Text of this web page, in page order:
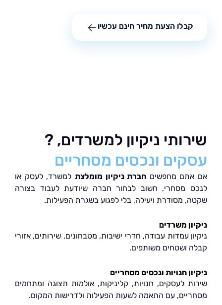
קבלו הצעת מחיר חינם עכשיו
ניקיון למשרדים, ?
ונכסים מסחריים
מחפשיםחברת ניקיון מומלצת למשרד, לעסק או
מסחרי, חשוב לבחור חברה שיודעת לעבוד בצורה
מסודרת ויעילה, בלי לפגוע בשגרת הפעילות.
משרדים
עמדות עבודה, חדרי ישיבות, מטבחונים, שירותים, אזורי
ושטחים משותפים.
חנויות ונכסים מסחריים
לעסקים, חנויות, קליניקות, אולמות תצוגה ומתחמים
עם התאמה לשעות הפעילות ולדרישות המקום.